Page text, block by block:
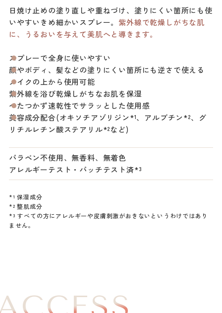
日焼け止めの塗り直しや重ねづけ、塗りにくい箇所にも使
いやすいきめ細かいスプレー。紫外線で乾燥しがちな肌
に、うるおいを与えて美肌へと導きます。
スプレーで全身に使いやすい
顔やボディ、髪などの塗りにくい箇所にも逆さで使える
メイクの上から使用可能
紫外線を浴び乾燥しがちなお肌を保湿
べたつかず速乾性でサラッとした使用感
美容成分配合(オキソチアゾリジン*¹、アルブチン*²、グ
リチルレチン酸ステアリル*²など)
パラベン不使用、無香料、無着色
アレルギーテスト・パッチテスト済*³
*¹ 保湿成分
*² 整肌成分
*³ すべての方にアレルギーや皮膚刺激がおきないというわけではあり
ません。